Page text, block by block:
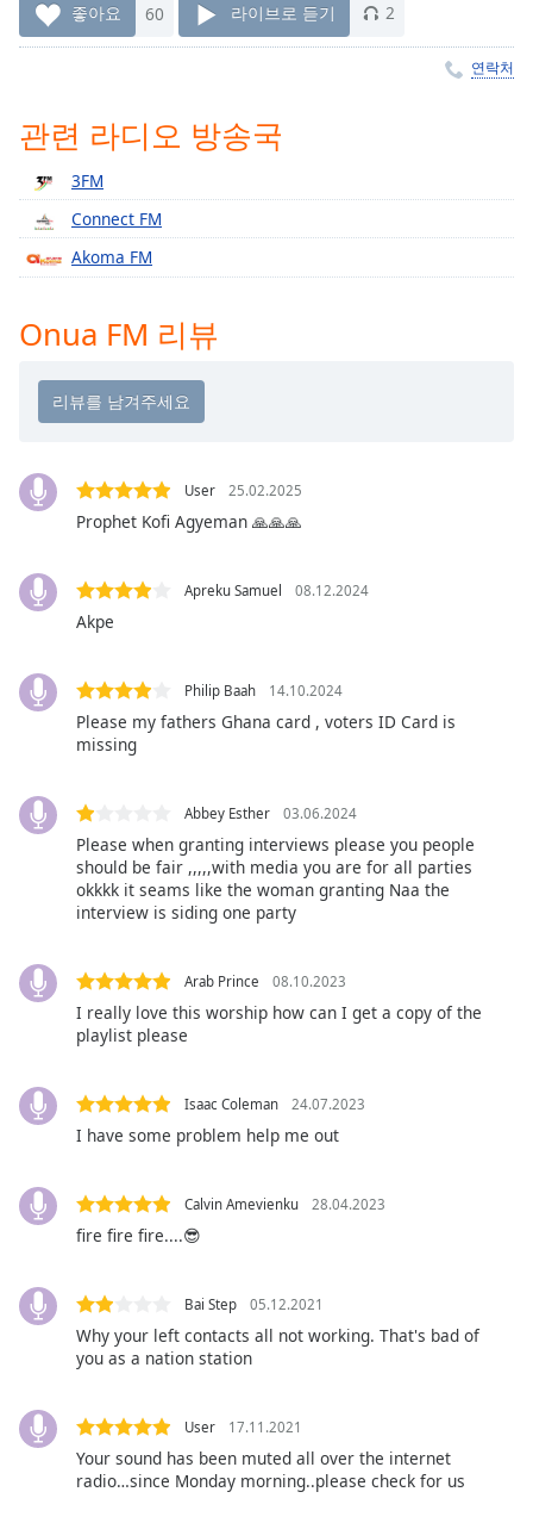
Playback
Rate
Chapters
Descriptions
descriptions
off,
Subtitles
subtitles
settings,
settings
dialog
subtitles
selected
Picture-
This
dialog
cancel
and
the
window.
Color
Text
Background
좋아요 60 라이브로 듣기 2
연락처
관련 라디오 방송국
3FM
Connect FM
Akoma FM
Onua FM 리뷰
User 25.02.2025
Prophet Kofi Agyeman 🙏🙏🙏
Apreku Samuel 08.12.2024
Akpe
Philip Baah 14.10.2024
Please my fathers Ghana card , voters ID Card is
missing
Abbey Esther 03.06.2024
Please when granting interviews please you people
should be fair ,,,,,with media you are for all parties
okkkk it seams like the woman granting Naa the
interview is siding one party
Arab Prince 08.10.2023
I really love this worship how can I get a copy of the
playlist please
Isaac Coleman 24.07.2023
I have some problem help me out
Calvin Amevienku 28.04.2023
fire fire fire....😎
Bai Step 05.12.2021
Why your left contacts all not working. That's bad of
you as a nation station
User 17.11.2021
Your sound has been muted all over the internet
radio…since Monday morning..please check for us